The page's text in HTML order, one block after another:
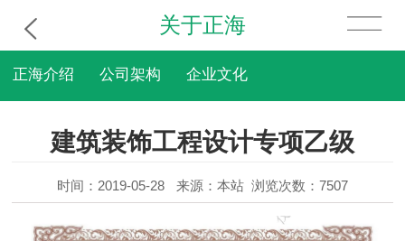
关于正海
正海介绍 公司架构 企业文化
建筑装饰工程设计专项乙级
时间：2019-05-28 来源：本站 浏览次数：7507